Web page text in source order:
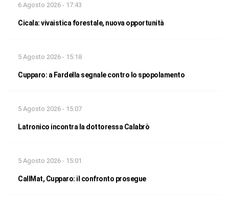
6 Agosto 2026 - 17:43
Cicala: vivaistica forestale, nuova opportunità
5 Agosto 2026 - 15:18
Cupparo: a Fardella segnale contro lo spopolamento
5 Agosto 2026 - 15:07
Latronico incontra la dottoressa Calabrò
5 Agosto 2026 - 15:01
CallMat, Cupparo: il confronto prosegue